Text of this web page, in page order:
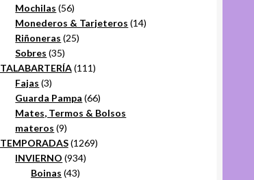
Mochilas 5656
productos
Monederos & Tarjeteros 1414
Riñoneras 2525
Sobres 3535
productos
TALABARTERÍA 111111
Fajas 33
productos
Guarda Pampa 6666
productos
Mates, Termos & Bolsos
materos 99
productos
TEMPORADAS 12691269
INVIERNO 934934
Boinas 4343